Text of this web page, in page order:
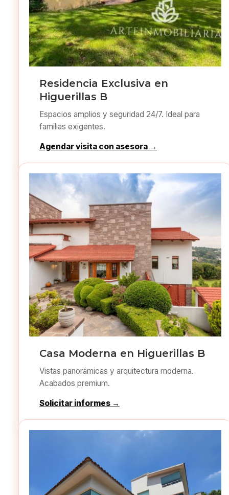
Residencia Exclusiva en
Higuerillas B
Espacios amplios y seguridad 24/7. Ideal para
familias exigentes.
Agendar visita con asesora →
Casa Moderna en Higuerillas B
Vistas panorámicas y arquitectura moderna.
Acabados premium.
Solicitar informes →